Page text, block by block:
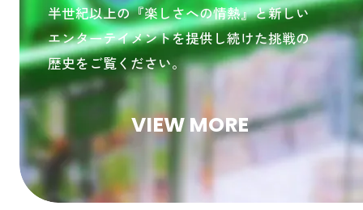
半世紀以上の『楽しさへの情熱』と新しい
エンターテイメントを提供し続けた挑戦の
歴史をご覧ください。
VIEW MORE